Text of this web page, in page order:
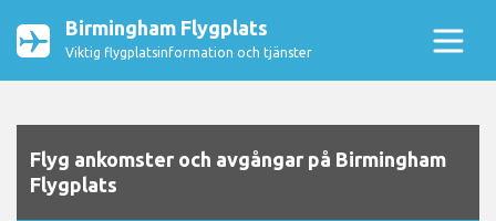
Birmingham Flygplats
Viktig flygplatsinformation och tjänster
Flyg ankomster och avgångar på Birmingham
Flygplats